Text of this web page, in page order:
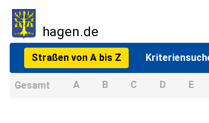
hagen.de
Straßen von A bis Z
(current)
Gesamt A B C D E